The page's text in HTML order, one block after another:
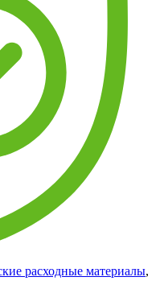
расходные материалы,